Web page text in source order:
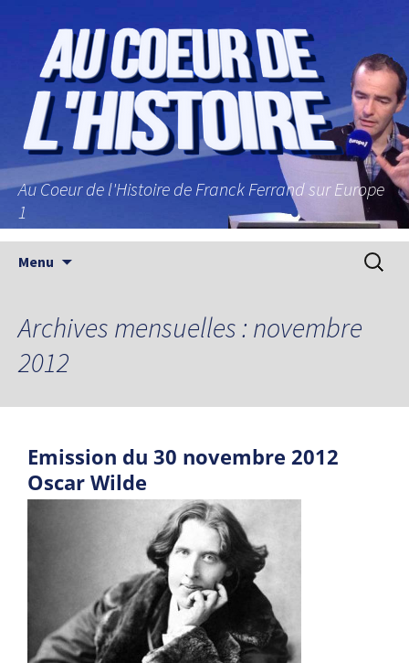
Au Coeur de l'Histoire de Franck Ferrand sur Europe
1
Menu
Archives mensuelles : novembre
2012
Emission du 30 novembre 2012
Oscar Wilde